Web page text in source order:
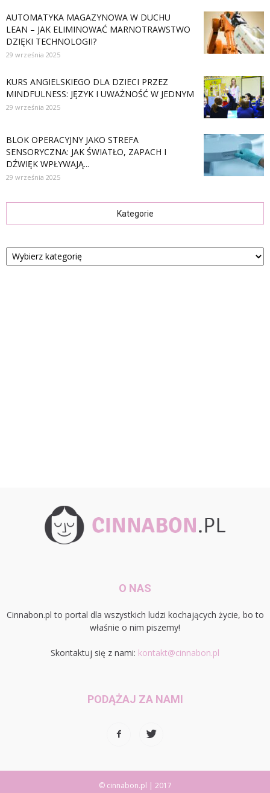
AUTOMATYKA MAGAZYNOWA W DUCHU
LEAN – JAK ELIMINOWAĆ MARNOTRAWSTWO
DZIĘKI TECHNOLOGII?
29 września 2025
KURS ANGIELSKIEGO DLA DZIECI PRZEZ
MINDFULNESS: JĘZYK I UWAŻNOŚĆ W JEDNYM
29 września 2025
BLOK OPERACYJNY JAKO STREFA
SENSORYCZNA: JAK ŚWIATŁO, ZAPACH I
DŹWIĘK WPŁYWAJĄ...
29 września 2025
Kategorie
Kategorie
O NAS
Cinnabon.pl to portal dla wszystkich ludzi kochających życie, bo to
właśnie o nim piszemy!
Skontaktuj się z nami: kontakt@cinnabon.pl
PODĄŻAJ ZA NAMI
© cinnabon.pl | 2017